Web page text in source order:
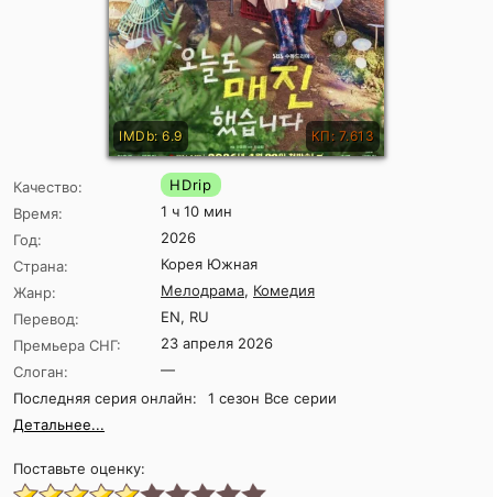
IMDb: 6.9 КП: 7.613
Качество:
HDrip
Время:
1 ч 10 мин
Год:
2026
Страна:
Корея Южная
Жанр:
Мелодрама, Комедия
Перевод:
EN, RU
Премьера СНГ:
23 апреля 2026
Слоган:
—
Последняя серия онлайн:
1 сезон Все серии
Детальнее...
Поставьте оценку: